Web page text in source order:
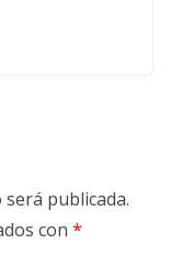
publicada.
con *